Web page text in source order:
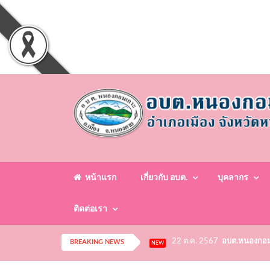
หน้าแรก เกี่ยวกับ อบต. บุคลากร
ติดต่อเรา
BREAKING NEWS NEW 22 ต.ค. 2567 อบต.หนองกอ